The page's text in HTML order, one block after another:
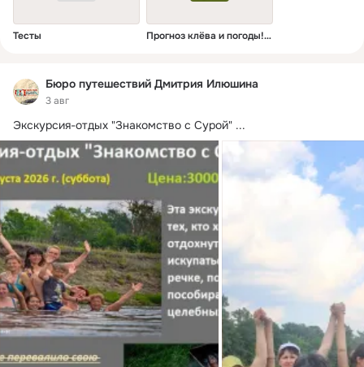
Тесты Прогноз клёва и погоды! Рыбалка!
Бюро путешествий Дмитрия Илюшина
3 авг
Экскурсия-отдых "Знакомство с Сурой" ...